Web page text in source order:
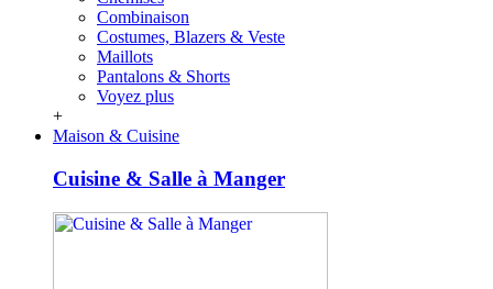
Combinaison
Costumes, Blazers & Veste
Maillots
Pantalons & Shorts
Voyez plus
+
Maison & Cuisine
Cuisine & Salle à Manger